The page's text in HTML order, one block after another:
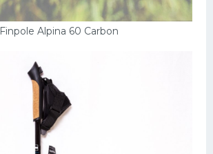
Finpole Alpina 60 Carbon